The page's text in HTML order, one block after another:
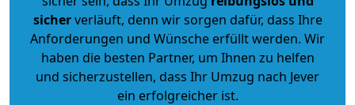
sicherverläuft, denn wir sorgen dafür, dass Ihre
Anforderungen und Wünsche erfüllt werden. Wir
haben die besten Partner, um Ihnen zu helfen
und sicherzustellen, dass Ihr Umzug nach Jever
ein erfolgreicher ist.